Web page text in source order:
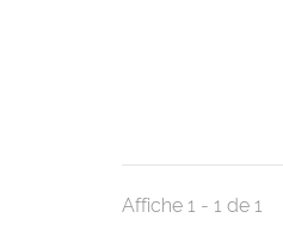
Affiche 1 - 1 de 1